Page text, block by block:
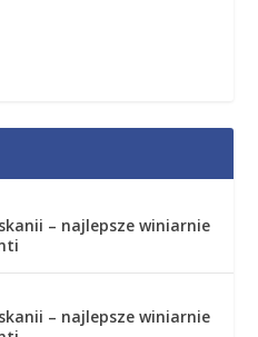
– najlepsze winiarnie
– najlepsze winiarnie